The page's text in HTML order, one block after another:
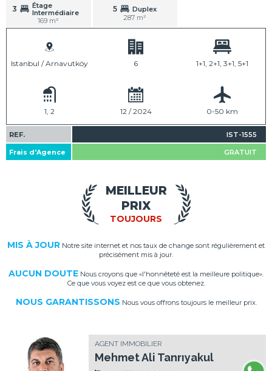
3
Étage
Intermédiaire
169 m²
5
Duplex
287 m²
Istanbul / Arnavutköy 6 1+1, 2+1, 3+1, 5+1
1, 2 12 / 2024 0-50 km
REF. IST-1555
Frais d'Agence GRATUIT
TOUJOURS
MEILLEUR
PRIX
MIS À JOUR Notre site internet et nos taux de change sont régulièrement et
précisément mis à jour.
AUCUN DOUTE Nous croyons que «l'honnêteté est la meilleure politique».
Ce que vous voyez est ce que vous obtenez.
NOUS GARANTISSONS Nous vous offrons toujours le meilleur prix.
AGENT IMMOBILIER
Mehmet Ali Tanrıyakul